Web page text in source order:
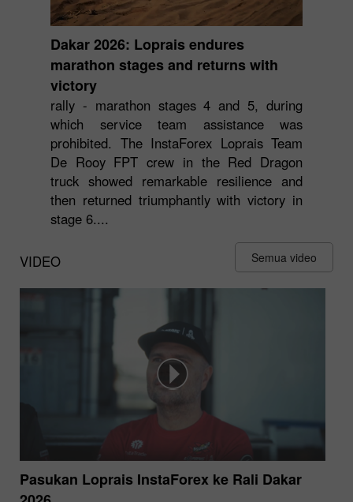
Dakar 2026: Loprais endures
marathon stages and returns with
victory
rally - marathon stages 4 and 5, during
which service team assistance was
prohibited. The InstaForex Loprais Team
De Rooy FPT crew in the Red Dragon
truck showed remarkable resilience and
then returned triumphantly with victory in
stage 6....
VIDEO Semua video
Pasukan Loprais InstaForex ke Rali Dakar